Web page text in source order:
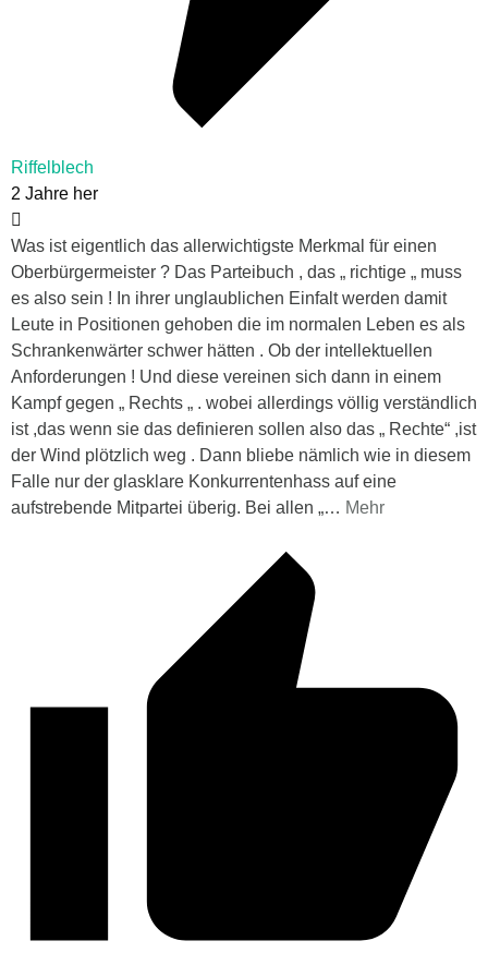
Riffelblech
2 Jahre her
Was ist eigentlich das allerwichtigste Merkmal für einen
Oberbürgermeister ? Das Parteibuch , das „ richtige „ muss
es also sein ! In ihrer unglaublichen Einfalt werden damit
Leute in Positionen gehoben die im normalen Leben es als
Schrankenwärter schwer hätten . Ob der intellektuellen
Anforderungen ! Und diese vereinen sich dann in einem
Kampf gegen „ Rechts „ . wobei allerdings völlig verständlich
ist ,das wenn sie das definieren sollen also das „ Rechte“ ,ist
der Wind plötzlich weg . Dann bliebe nämlich wie in diesem
Falle nur der glasklare Konkurrentenhass auf eine
aufstrebende Mitpartei überig. Bei allen „… Mehr